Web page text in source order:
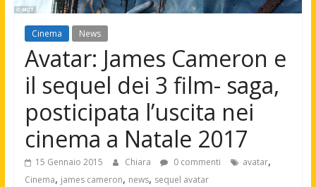
Cinema News
Avatar: James Cameron e
il sequel dei 3 film- saga,
posticipata l’uscita nei
cinema a Natale 2017
15 Gennaio 2015 Chiara 0 commenti avatar,
Cinema, james cameron, news, sequel avatar